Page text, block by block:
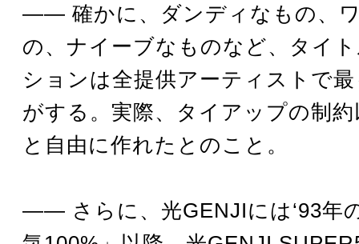
―― 確かに、ダンディなもの、
の、ナイーブなものなど、タイ
ションは全提供アーティストで
がする。実際、タイアップの制
と自由に作れたとのこと。
―― さらに、光GENJIには‘93年